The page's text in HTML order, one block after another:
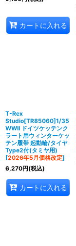
カートに入れる
T-Rex
Studio[TR85060]1/35
WWII ドイツケッテンク
ラート用ウィンターケッ
テン履帯 起動輪/タイヤ
Type2付(タミヤ用)
[2026年5月価格改定]
6,270円(税込)
カートに入れる